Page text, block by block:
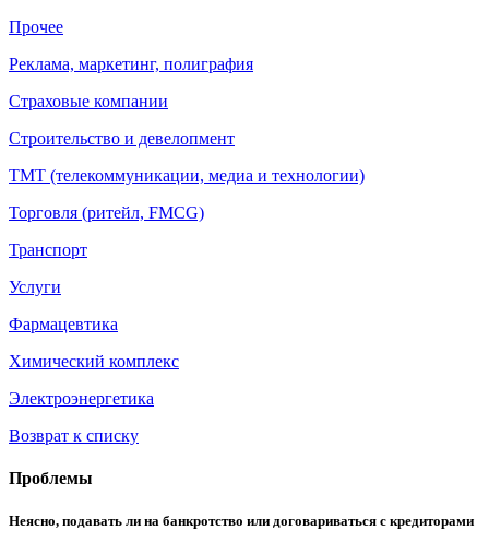
Прочее
Реклама, маркетинг, полиграфия
Страховые компании
Строительство и девелопмент
ТМТ (телекоммуникации, медиа и технологии)
Торговля (ритейл, FMCG)
Транспорт
Услуги
Фармацевтика
Химический комплекс
Электроэнергетика
Возврат к списку
Проблемы
Неясно, подавать ли на банкротство или договариваться с кредиторами